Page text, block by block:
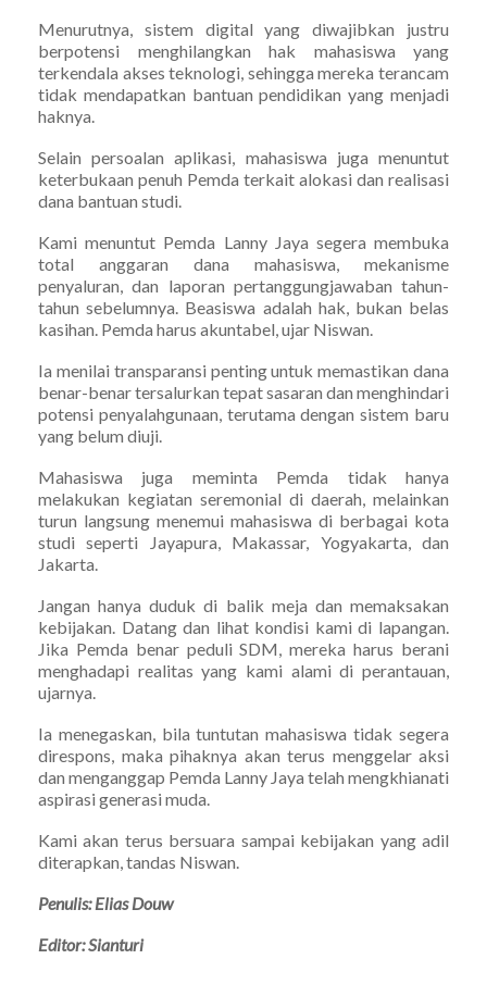
Menurutnya, sistem digital yang diwajibkan justru
berpotensi menghilangkan hak mahasiswa yang
terkendala akses teknologi, sehingga mereka terancam
tidak mendapatkan bantuan pendidikan yang menjadi
haknya.
Selain persoalan aplikasi, mahasiswa juga menuntut
keterbukaan penuh Pemda terkait alokasi dan realisasi
dana bantuan studi.
Kami menuntut Pemda Lanny Jaya segera membuka
total anggaran dana mahasiswa, mekanisme
penyaluran, dan laporan pertanggungjawaban tahun-
tahun sebelumnya. Beasiswa adalah hak, bukan belas
kasihan. Pemda harus akuntabel, ujar Niswan.
Ia menilai transparansi penting untuk memastikan dana
benar-benar tersalurkan tepat sasaran dan menghindari
potensi penyalahgunaan, terutama dengan sistem baru
yang belum diuji.
Mahasiswa juga meminta Pemda tidak hanya
melakukan kegiatan seremonial di daerah, melainkan
turun langsung menemui mahasiswa di berbagai kota
studi seperti Jayapura, Makassar, Yogyakarta, dan
Jakarta.
Jangan hanya duduk di balik meja dan memaksakan
kebijakan. Datang dan lihat kondisi kami di lapangan.
Jika Pemda benar peduli SDM, mereka harus berani
menghadapi realitas yang kami alami di perantauan,
ujarnya.
Ia menegaskan, bila tuntutan mahasiswa tidak segera
direspons, maka pihaknya akan terus menggelar aksi
dan menganggap Pemda Lanny Jaya telah mengkhianati
aspirasi generasi muda.
Kami akan terus bersuara sampai kebijakan yang adil
diterapkan, tandas Niswan.
Penulis: Elias Douw
Editor: Sianturi